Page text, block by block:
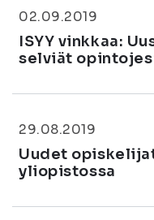
02.09.2019
ISYY vinkkaa:
selviät
29.08.2019
Uudet
yliopistossa